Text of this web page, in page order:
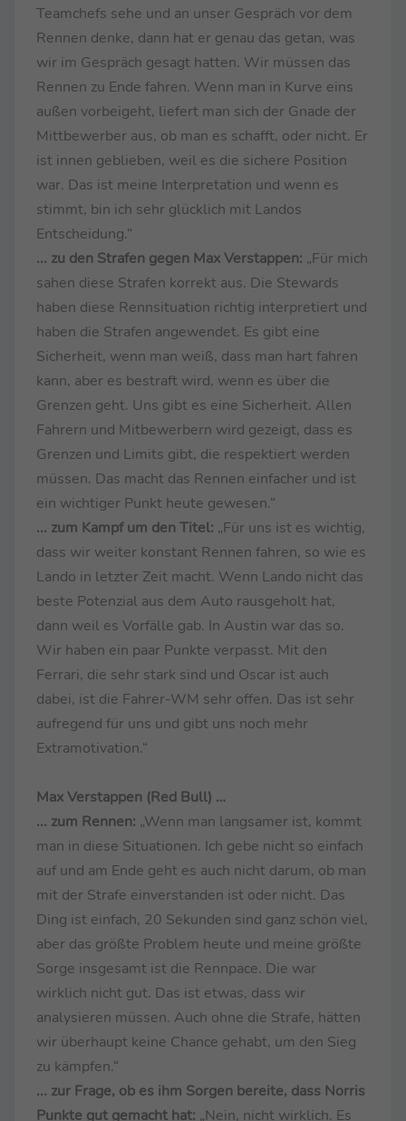
Teamchefs sehe und an unser Gespräch vor dem
Rennen denke, dann hat er genau das getan, was
wir im Gespräch gesagt hatten. Wir müssen das
Rennen zu Ende fahren. Wenn man in Kurve eins
außen vorbeigeht, liefert man sich der Gnade der
Mittbewerber aus, ob man es schafft, oder nicht. Er
ist innen geblieben, weil es die sichere Position
war. Das ist meine Interpretation und wenn es
stimmt, bin ich sehr glücklich mit Landos
Entscheidung.“
... zu den Strafen gegen Max Verstappen: „Für mich
sahen diese Strafen korrekt aus. Die Stewards
haben diese Rennsituation richtig interpretiert und
haben die Strafen angewendet. Es gibt eine
Sicherheit, wenn man weiß, dass man hart fahren
kann, aber es bestraft wird, wenn es über die
Grenzen geht. Uns gibt es eine Sicherheit. Allen
Fahrern und Mitbewerbern wird gezeigt, dass es
Grenzen und Limits gibt, die respektiert werden
müssen. Das macht das Rennen einfacher und ist
ein wichtiger Punkt heute gewesen.“
... zum Kampf um den Titel: „Für uns ist es wichtig,
dass wir weiter konstant Rennen fahren, so wie es
Lando in letzter Zeit macht. Wenn Lando nicht das
beste Potenzial aus dem Auto rausgeholt hat,
dann weil es Vorfälle gab. In Austin war das so.
Wir haben ein paar Punkte verpasst. Mit den
Ferrari, die sehr stark sind und Oscar ist auch
dabei, ist die Fahrer-WM sehr offen. Das ist sehr
aufregend für uns und gibt uns noch mehr
Extramotivation.“
Max Verstappen (Red Bull) …
... zum Rennen: „Wenn man langsamer ist, kommt
man in diese Situationen. Ich gebe nicht so einfach
auf und am Ende geht es auch nicht darum, ob man
mit der Strafe einverstanden ist oder nicht. Das
Ding ist einfach, 20 Sekunden sind ganz schön viel,
aber das größte Problem heute und meine größte
Sorge insgesamt ist die Rennpace. Die war
wirklich nicht gut. Das ist etwas, dass wir
analysieren müssen. Auch ohne die Strafe, hätten
wir überhaupt keine Chance gehabt, um den Sieg
zu kämpfen.“
... zur Frage, ob es ihm Sorgen bereite, dass Norris
Punkte gut gemacht hat: „Nein, nicht wirklich. Es